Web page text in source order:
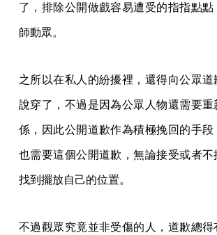
了，排除公開做戲容易遭受的指指點點
師動眾。
之所以在私人的紛擾裡，還得向公眾道
說穿了，不過是因為公眾人物還需要重
係，因此公開道歉作為積極挽回的手段
也需要這個公開道歉，無論接受或者不
找到擺放自己的位置。
不過觀眾究竟並非受傷的人，道歉總得